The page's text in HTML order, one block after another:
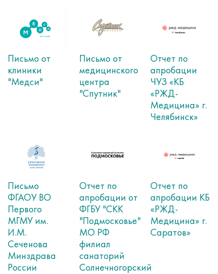
Письмо от
клиники
"Медси"
Письмо от
медицинского
центра
"Спутник"
Отчет по
апробации
ЧУЗ «КБ
«РЖД-
Медицина» г.
Челябинск»
Письмо
ФГАОУ ВО
Первого
МГМУ им.
И.М.
Сеченова
Минздрава
России
Отчет по
апробации от
ФГБУ "СКК
"Подмосковье"
МО РФ
филиал
санаторий
Солнечногорский
Отчет по
апробации КБ
«РЖД-
Медицина» г.
Саратов»